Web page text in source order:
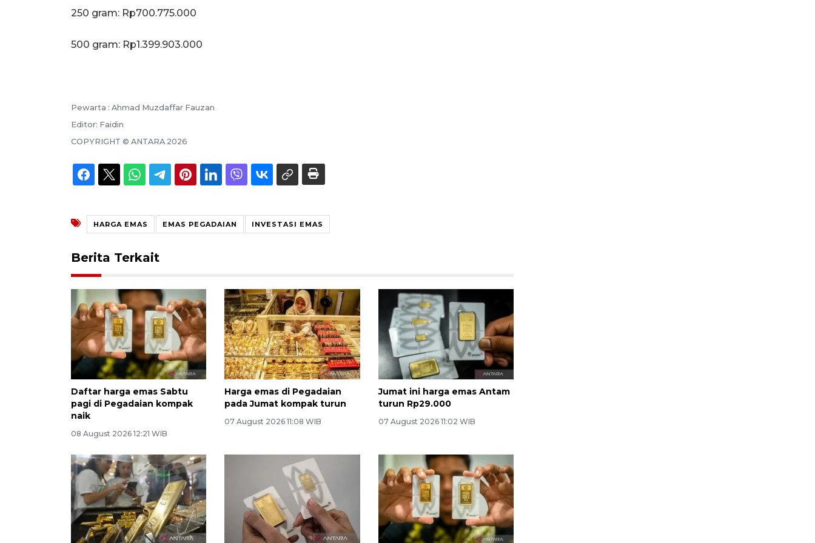
250 gram: Rp700.775.000
‎500 gram: Rp1.399.903.000
Pewarta : Ahmad Muzdaffar Fauzan
Editor: Faidin
COPYRIGHT © ANTARA 2026
HARGA EMAS EMAS PEGADAIAN INVESTASI EMAS
Berita Terkait
Daftar harga emas Sabtu
pagi di Pegadaian kompak
naik
08 August 2026 12:21 WIB
Harga emas di Pegadaian
pada Jumat kompak turun
07 August 2026 11:08 WIB
Jumat ini harga emas Antam
turun Rp29.000
07 August 2026 11:02 WIB